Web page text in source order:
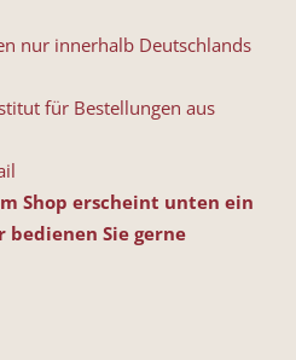
nur innerhalb Deutschlands
für Bestellungen aus
Shop erscheint unten ein
bedienen Sie gerne